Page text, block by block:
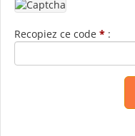
Recopiez ce code * :